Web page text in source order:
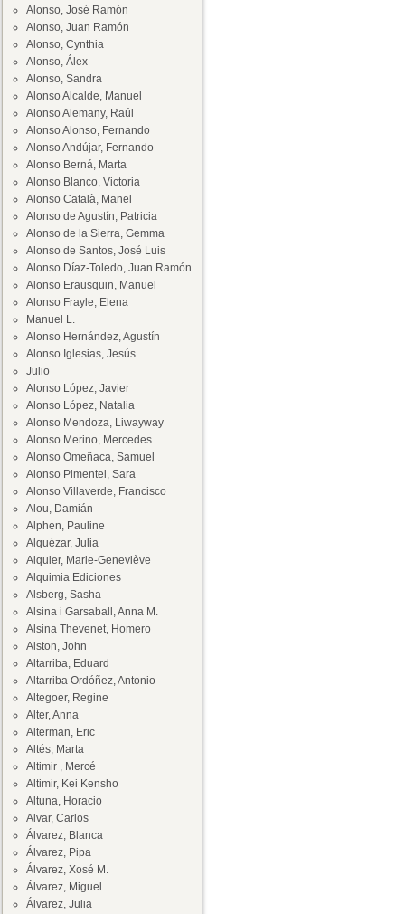
Alonso, José Ramón
Alonso, Juan Ramón
Alonso, Cynthia
Alonso, Álex
Alonso, Sandra
Alonso Alcalde, Manuel
Alonso Alemany, Raúl
Alonso Alonso, Fernando
Alonso Andújar, Fernando
Alonso Berná, Marta
Alonso Blanco, Victoria
Alonso Català, Manel
Alonso de Agustín, Patricia
Alonso de la Sierra, Gemma
Alonso de Santos, José Luis
Alonso Díaz-Toledo, Juan Ramón
Alonso Erausquin, Manuel
Alonso Frayle, Elena
Manuel L.
Alonso Hernández, Agustín
Alonso Iglesias, Jesús
Julio
Alonso López, Javier
Alonso López, Natalia
Alonso Mendoza, Liwayway
Alonso Merino, Mercedes
Alonso Omeñaca, Samuel
Alonso Pimentel, Sara
Alonso Villaverde, Francisco
Alou, Damián
Alphen, Pauline
Alquézar, Julia
Alquier, Marie-Geneviève
Alquimia Ediciones
Alsberg, Sasha
Alsina i Garsaball, Anna M.
Alsina Thevenet, Homero
Alston, John
Altarriba, Eduard
Altarriba Ordóñez, Antonio
Altegoer, Regine
Alter, Anna
Alterman, Eric
Altés, Marta
Altimir , Mercé
Altimir, Kei Kensho
Altuna, Horacio
Alvar, Carlos
Álvarez, Blanca
Álvarez, Pipa
Álvarez, Xosé M.
Álvarez, Miguel
Álvarez, Julia